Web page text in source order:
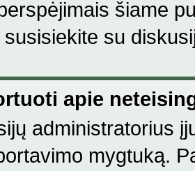
šiame
su
apie
administratorius
mygtuką.